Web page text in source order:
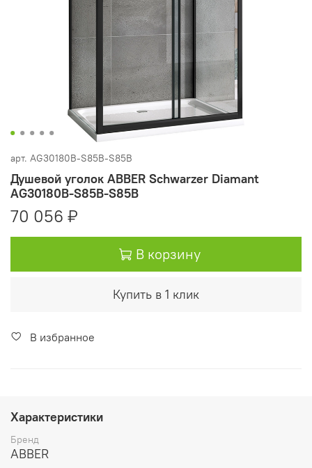
арт. AG30180B-S85B-S85B
Душевой уголок ABBER Schwarzer Diamant
AG30180B-S85B-S85B
70 056 ₽
В корзину
Купить в 1 клик
В избранное
Характеристики
Бренд
ABBER